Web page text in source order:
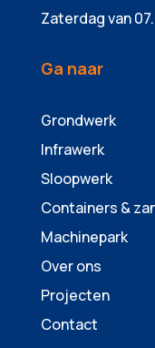
Zaterdag van
Ga naar
Grondwerk
Infrawerk
Sloopwerk
Containers &
Machinepark
Over ons
Projecten
Contact